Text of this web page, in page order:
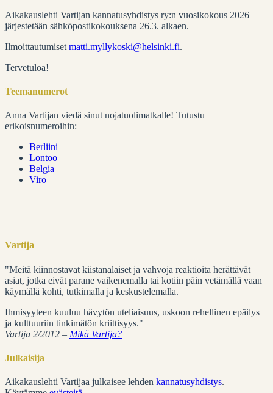
Aikakauslehti Vartijan kannatusyhdistys ry:n vuosikokous 2026
järjestetään sähköpostikokouksena 26.3. alkaen.
Ilmoittautumiset matti.myllykoski@helsinki.fi.
Tervetuloa!
Teemanumerot
Anna Vartijan viedä sinut nojatuolimatkalle! Tutustu
erikoisnumeroihin:
Berliini
Lontoo
Belgia
Viro
Vartija
"Meitä kiinnostavat kiistanalaiset ja vahvoja reaktioita herättävät
asiat, jotka eivät parane vaikenemalla tai kotiin päin vetämällä vaan
käymällä kohti, tutkimalla ja keskustelemalla.
Ihmisyyteen kuuluu hävytön uteliaisuus, uskoon rehellinen epäilys
ja kulttuuriin tinkimätön kriittisyys."
Vartija 2/2012 – Mikä Vartija?
Julkaisija
Aikakauslehti Vartijaa julkaisee lehden kannatusyhdistys.